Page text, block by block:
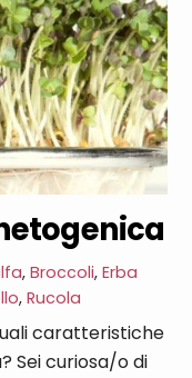
,Broccoli,Erba
,Rucola
caratteristiche
Sei curiosa/o di